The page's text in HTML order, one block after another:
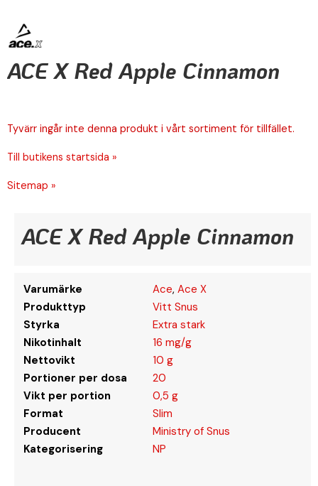
ACE X Red Apple Cinnamon
Tyvärr ingår inte denna produkt i vårt sortiment för tillfället.
Till butikens startsida »
Sitemap »
ACE X Red Apple Cinnamon
Varumärke Ace, Ace X
Produkttyp
Vitt Snus
Styrka
Extra stark
Nikotinhalt
16 mg/g
Nettovikt
10 g
Portioner per dosa
20
Vikt per portion
0,5 g
Format
Slim
Producent
Ministry of Snus
Kategorisering
NP